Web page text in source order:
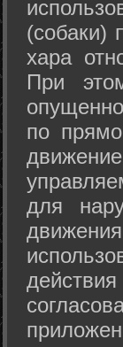
(собаки)
хара
При
по
для